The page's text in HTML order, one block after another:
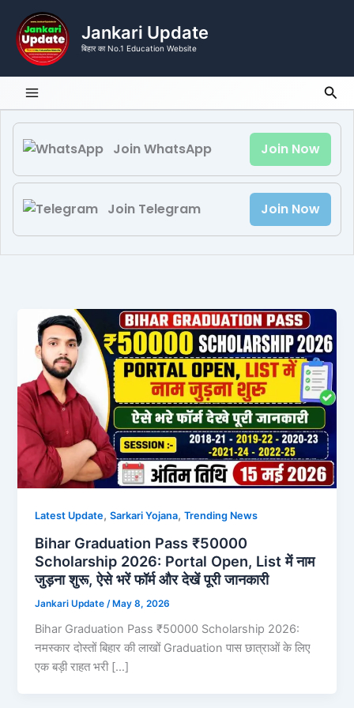
content
Jankari Update
बिहार का No.1 Education Website
Join WhatsApp Join Now
Join Telegram Join Now
Latest Update,Sarkari Yojana,Trending News
Bihar Graduation Pass ₹50000
Scholarship 2026: Portal Open, List में नाम
जुड़ना शुरू, ऐसे भरें फॉर्म और देखें पूरी जानकारी
Jankari Update /May 8, 2026
Bihar Graduation Pass ₹50000 Scholarship 2026:
नमस्कार दोस्तों बिहार की लाखों Graduation पास छात्राओं के लिए
एक बड़ी राहत भरी […]